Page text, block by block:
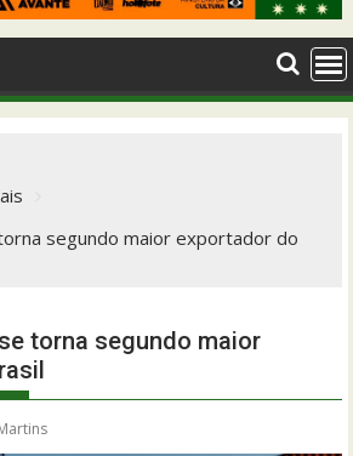
segundo maior exportador do
torna segundo maior